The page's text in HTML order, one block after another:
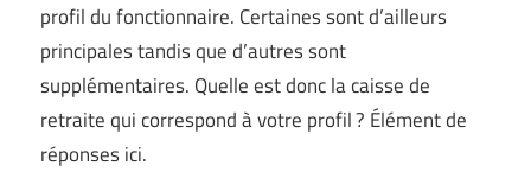
profil du fonctionnaire. Certaines sont d’ailleurs
principales tandis que d’autres sont
supplémentaires. Quelle est donc la caisse de
retraite qui correspond à votre profil ? Élément de
réponses ici.